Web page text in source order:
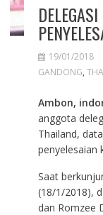
19/01/2018
GANDONG,
Ambon,
anggota
Thailand,
penyelesaian
Saat
(18/1/2018),
dan Romzee